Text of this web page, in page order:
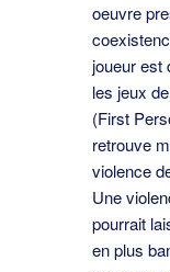
oeuvre
joueur est
les jeux
(First
retrouve
violence
Une
pourrait
en plus